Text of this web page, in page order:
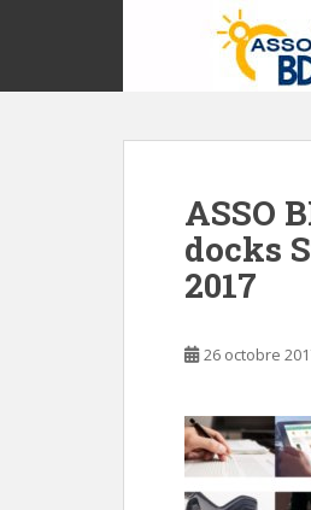
p
ASSO
docks
2017
26 octobre